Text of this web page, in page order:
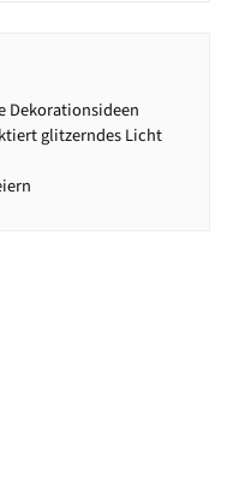
Dekorationsideen
glitzerndes Licht